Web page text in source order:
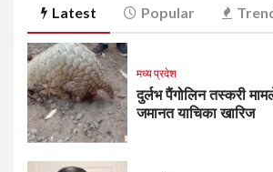
Latest Popular
मध्य प्रदेश
दुर्लभ पैंगोलिन तस्करी
जमानत याचिका खारिज